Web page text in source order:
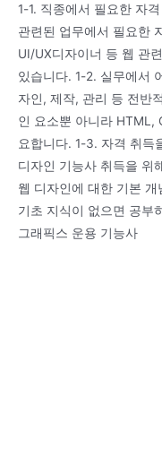
1-1. 직종에서 필요한 자
관련된 업무에서 필요한
UI/UX디자이너 등 웹 관
있습니다. 1-2. 실무에서
자인, 제작, 관리 등 전반
인 요소뿐 아니라 HTML,
요합니다. 1-3. 자격 취득
디자인 기능사 취득을 위
웹 디자인에 대한 기본
기초 지식이 없으면 공부
그래픽스 운용 기능사